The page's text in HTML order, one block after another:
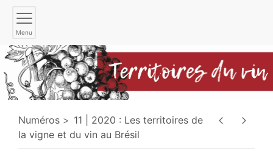
Menu
Numéros
11 | 2020 : Les territoires de
la vigne et du vin au Brésil